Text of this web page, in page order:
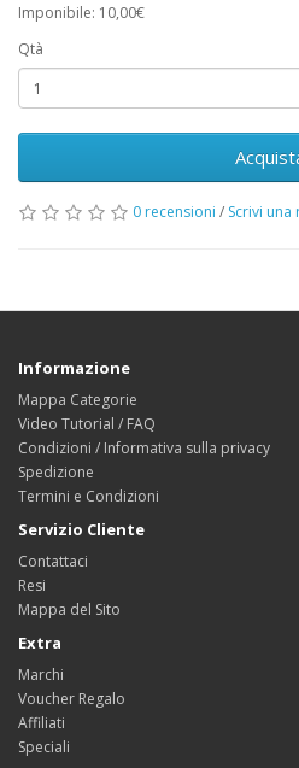
Imponibile: 10,00€
Qtà
0 recensioni / Scrivi una
Informazione
Mappa Categorie
Video Tutorial / FAQ
Condizioni / Informativa sulla privacy
Spedizione
Termini e Condizioni
Servizio Cliente
Contattaci
Resi
Mappa del Sito
Extra
Marchi
Voucher Regalo
Affiliati
Speciali